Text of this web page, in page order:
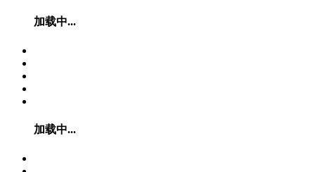
加载中...
加载中...